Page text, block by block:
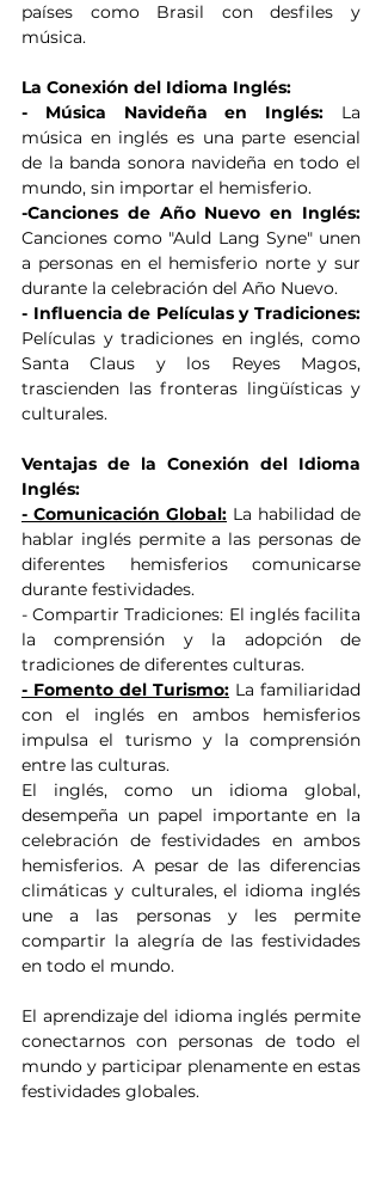
países como Brasil con desfiles y
música.
La Conexión del Idioma Inglés:
- Música Navideña en Inglés: La
música en inglés es una parte esencial
de la banda sonora navideña en todo el
mundo, sin importar el hemisferio.
Canciones como "Auld Lang Syne" unen
a personas en el hemisferio norte y sur
durante la celebración del Año Nuevo.
Películas y tradiciones en inglés, como
Santa Claus y los Reyes Magos,
trascienden las fronteras lingüísticas y
culturales.
Ventajas de la Conexión del Idioma
Inglés:
- Comunicación Global: La habilidad de
hablar inglés permite a las personas de
diferentes hemisferios comunicarse
durante festividades.
- Compartir Tradiciones: El inglés facilita
la comprensión y la adopción de
tradiciones de diferentes culturas.
- Fomento del Turismo: La familiaridad
con el inglés en ambos hemisferios
impulsa el turismo y la comprensión
entre las culturas.
El inglés, como un idioma global,
desempeña un papel importante en la
celebración de festividades en ambos
hemisferios. A pesar de las diferencias
climáticas y culturales, el idioma inglés
une a las personas y les permite
compartir la alegría de las festividades
en todo el mundo.
El aprendizaje del idioma inglés permite
conectarnos con personas de todo el
mundo y participar plenamente en estas
festividades globales.